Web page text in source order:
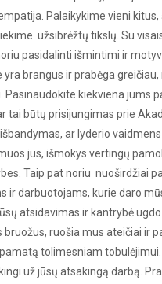
Palaikykime vieni kitus,
užsibrėžtų tikslų. Su
pasidalinti išmintimi ir
brangus ir prabėga greičiau,
Pasinaudokite kiekviena jums
tai būtų prisijungimas prie
ar lyderio
jus, išmokys vertingų
Taip pat noriu nuoširdžiai
ir darbuotojams, kurie daro
atsidavimas ir kantrybė
bruožus, ruošia mus ateičiai ir
tolimesniam
už jūsų atsakingą darbą.